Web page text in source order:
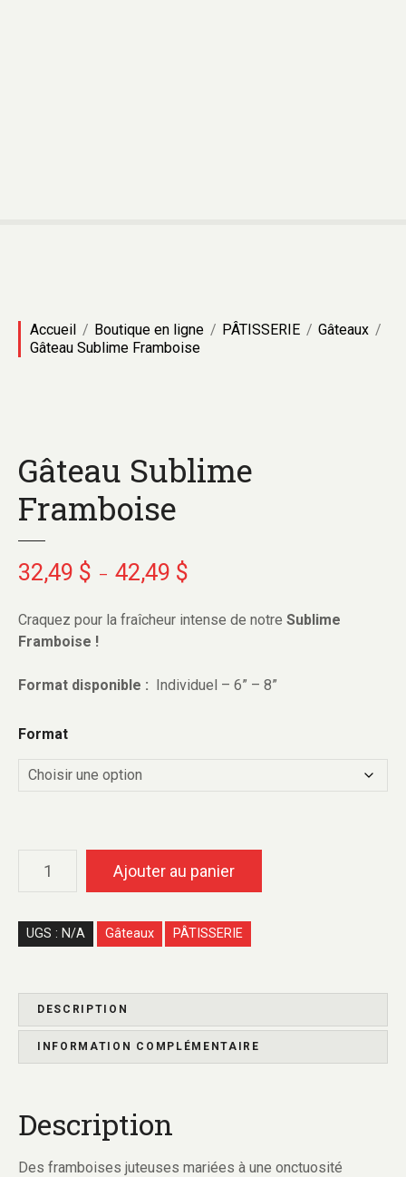
Accueil Boutique en ligne PÂTISSERIE
Gâteaux
Gâteau Sublime Framboise
Gâteau Sublime
Framboise
32,49 $ – 42,49 $
Craquez pour la fraîcheur intense de notre Sublime
Framboise !
Format disponible : Individuel – 6” – 8”
Format
Ajouter au panier
UGS : N/A Gâteaux PÂTISSERIE
DESCRIPTION
INFORMATION COMPLÉMENTAIRE
Description
Des framboises juteuses mariées à une onctuosité